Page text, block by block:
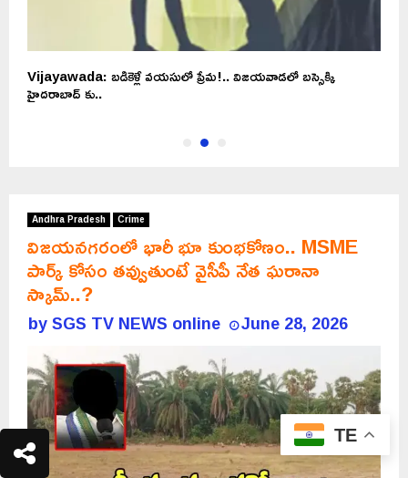
Vijayawada: బడికెళ్లే వయసులో ప్రేమ!.. విజయవాడలో బస్సెక్కి
హైదరాబాద్ కు..
Andhra Pradesh Crime
విజయనగరంలో భారీ భూ కుంభకోణం.. MSME
పార్క్ కోసం తవ్వుతుంటే వైసీపీ నేత ఘరానా
స్కామ్..?
bySGS TV NEWS online June 28, 2026
TE